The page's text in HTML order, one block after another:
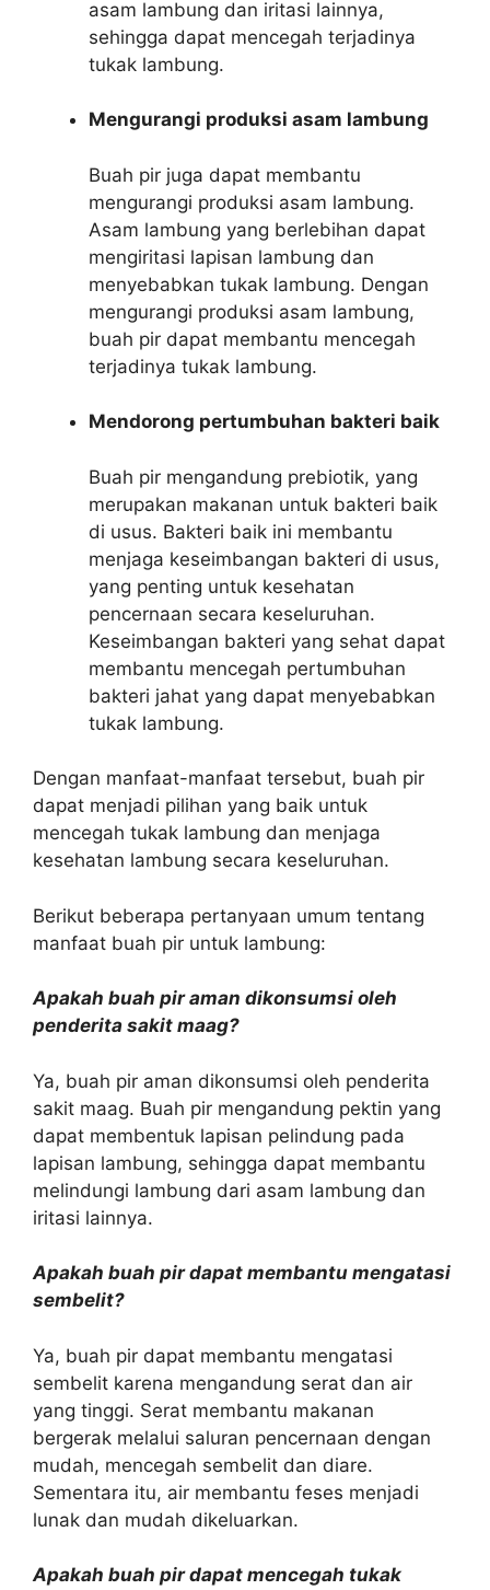
asam lambung dan iritasi lainnya,
sehingga dapat mencegah terjadinya
tukak lambung.
Mengurangi produksi asam lambung
Buah pir juga dapat membantu
mengurangi produksi asam lambung.
Asam lambung yang berlebihan dapat
mengiritasi lapisan lambung dan
menyebabkan tukak lambung. Dengan
mengurangi produksi asam lambung,
buah pir dapat membantu mencegah
terjadinya tukak lambung.
Mendorong pertumbuhan bakteri baik
Buah pir mengandung prebiotik, yang
merupakan makanan untuk bakteri baik
di usus. Bakteri baik ini membantu
menjaga keseimbangan bakteri di usus,
yang penting untuk kesehatan
pencernaan secara keseluruhan.
Keseimbangan bakteri yang sehat dapat
membantu mencegah pertumbuhan
bakteri jahat yang dapat menyebabkan
tukak lambung.
Dengan manfaat-manfaat tersebut, buah pir
dapat menjadi pilihan yang baik untuk
mencegah tukak lambung dan menjaga
kesehatan lambung secara keseluruhan.
Berikut beberapa pertanyaan umum tentang
manfaat buah pir untuk lambung:
Apakah buah pir aman dikonsumsi oleh
penderita sakit maag?
Ya, buah pir aman dikonsumsi oleh penderita
sakit maag. Buah pir mengandung pektin yang
dapat membentuk lapisan pelindung pada
lapisan lambung, sehingga dapat membantu
melindungi lambung dari asam lambung dan
iritasi lainnya.
Apakah buah pir dapat membantu mengatasi
sembelit?
Ya, buah pir dapat membantu mengatasi
sembelit karena mengandung serat dan air
yang tinggi. Serat membantu makanan
bergerak melalui saluran pencernaan dengan
mudah, mencegah sembelit dan diare.
Sementara itu, air membantu feses menjadi
lunak dan mudah dikeluarkan.
Apakah buah pir dapat mencegah tukak